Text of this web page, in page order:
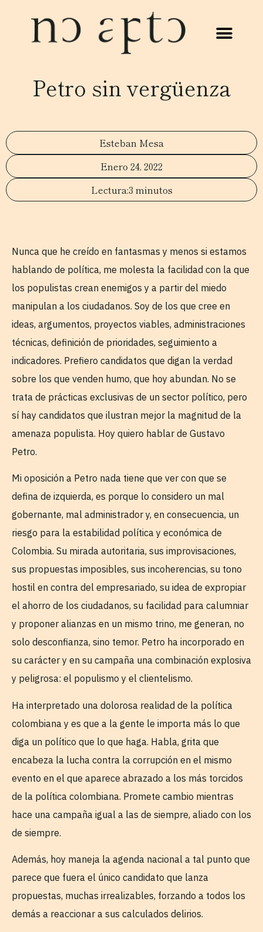
Petro sin vergüenza
Esteban Mesa
Enero 24, 2022
3 minutos
Nunca que he creído en fantasmas y menos si estamos
hablando de política, me molesta la facilidad con la que
los populistas crean enemigos y a partir del miedo
manipulan a los ciudadanos. Soy de los que cree en
ideas, argumentos, proyectos viables, administraciones
técnicas, definición de prioridades, seguimiento a
indicadores. Prefiero candidatos que digan la verdad
sobre los que venden humo, que hoy abundan. No se
trata de prácticas exclusivas de un sector político, pero
sí hay candidatos que ilustran mejor la magnitud de la
amenaza populista. Hoy quiero hablar de Gustavo
Petro.
Mi oposición a Petro nada tiene que ver con que se
defina de izquierda, es porque lo considero un mal
gobernante, mal administrador y, en consecuencia, un
riesgo para la estabilidad política y económica de
Colombia. Su mirada autoritaria, sus improvisaciones,
sus propuestas imposibles, sus incoherencias, su tono
hostil en contra del empresariado, su idea de expropiar
el ahorro de los ciudadanos, su facilidad para calumniar
y proponer alianzas en un mismo trino, me generan, no
solo desconfianza, sino temor. Petro ha incorporado en
su carácter y en su campaña una combinación explosiva
y peligrosa: el populismo y el clientelismo.
Ha interpretado una dolorosa realidad de la política
colombiana y es que a la gente le importa más lo que
diga un político que lo que haga. Habla, grita que
encabeza la lucha contra la corrupción en el mismo
evento en el que aparece abrazado a los más torcidos
de la política colombiana. Promete cambio mientras
hace una campaña igual a las de siempre, aliado con los
de siempre.
Además, hoy maneja la agenda nacional a tal punto que
parece que fuera el único candidato que lanza
propuestas, muchas irrealizables, forzando a todos los
demás a reaccionar a sus calculados delirios.